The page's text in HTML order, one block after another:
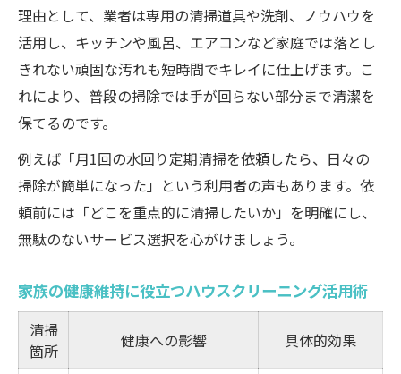
理由として、業者は専用の清掃道具や洗剤、ノウハウを
活用し、キッチンや風呂、エアコンなど家庭では落とし
きれない頑固な汚れも短時間でキレイに仕上げます。こ
れにより、普段の掃除では手が回らない部分まで清潔を
保てるのです。
例えば「月1回の水回り定期清掃を依頼したら、日々の
掃除が簡単になった」という利用者の声もあります。依
頼前には「どこを重点的に清掃したいか」を明確にし、
無駄のないサービス選択を心がけましょう。
家族の健康維持に役立つハウスクリーニング活用術
清掃
箇所
健康への影響 具体的効果